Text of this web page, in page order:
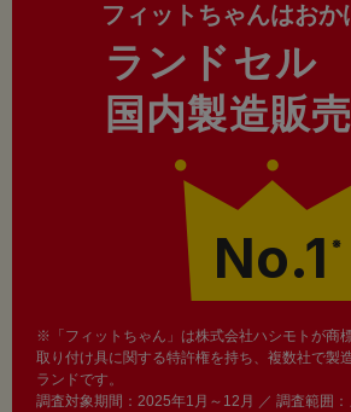
フィットちゃんはおか
ランドセル
国内製造販
No.1 ※
※「フィットちゃん」は株式会社ハシモトが商
取り付け具に関する特許権を持ち、複数社で製
ランドです。
調査対象期間：2025年1月～12月 ／ 調査範囲